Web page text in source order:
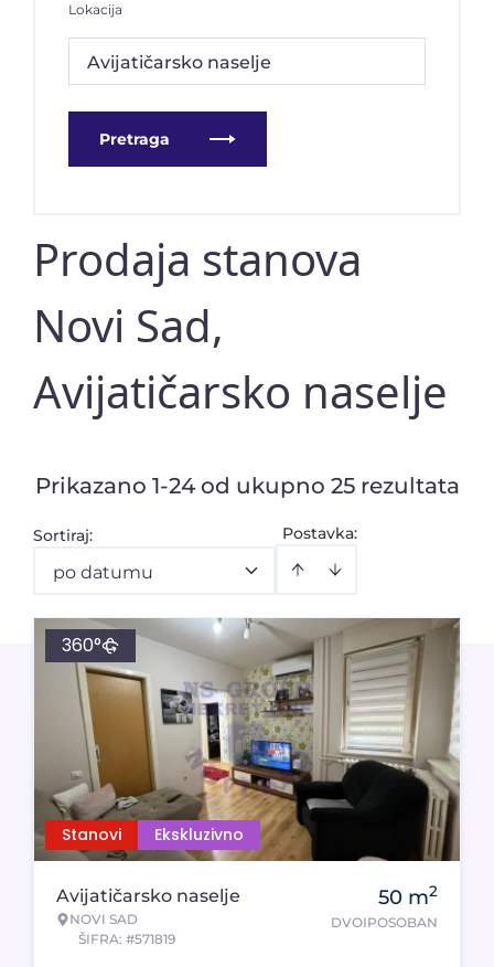
Lokacija
Avijatičarsko naselje
Pretraga
Prodaja stanova
Novi Sad,
Avijatičarsko naselje
Prikazano 1-24 od ukupno 25 rezultata
Postavka:
Sortiraj:
po datumu
Stanovi Ekskluzivno
360°
Avijatičarsko naselje
NOVI SAD
ŠIFRA: #571819
50 m2
DVOIPOSOBAN